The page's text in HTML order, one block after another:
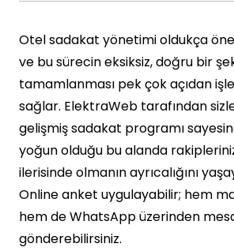
Otel sadakat yönetimi oldukça
ve bu sürecin eksiksiz, doğru bir
tamamlanması pek çok açıdan
sağlar. ElektraWeb tarafından
gelişmiş sadakat programı
yoğun olduğu bu alanda
ilerisinde olmanın ayrıcalığını
Online anket uygulayabilir; hem
hem de WhatsApp üzerinden
gönderebilirsiniz.